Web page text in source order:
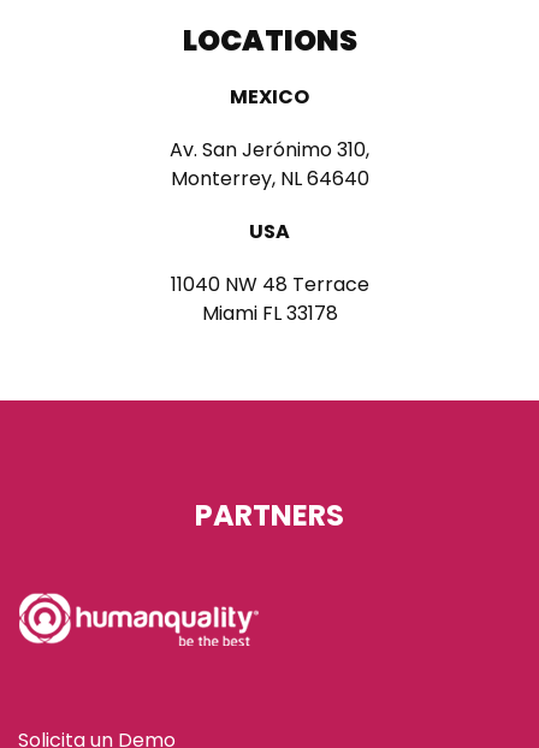
LOCATIONS
MEXICO
Av. San Jerónimo 310,
Monterrey, NL 64640
USA
11040 NW 48 Terrace
Miami FL 33178
PARTNERS
Solicita un Demo